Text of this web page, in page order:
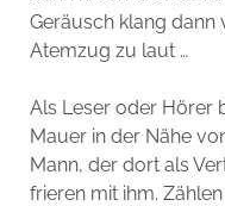
Geräusch klang dann
Atemzug zu laut …
Als Leser oder Hörer
Mauer in der Nähe
Mann, der dort als
frieren mit ihm.